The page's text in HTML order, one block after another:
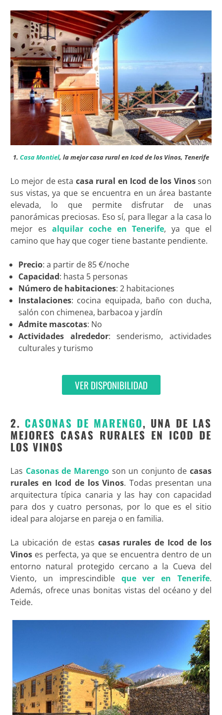
1. Casa Montiel, la mejor casa rural en Icod de los Vinos, Tenerife
Lo mejor de esta casa rural en Icod de los Vinosson
sus vistas, ya que se encuentra en un área bastante
elevada, lo que permite disfrutar de unas
panorámicas preciosas. Eso sí, para llegar a la casa lo
mejor es alquilar coche en Tenerife, ya que el
camino que hay que coger tiene bastante pendiente.
Precio: a partir de 85 €/noche
Capacidad: hasta 5 personas
Número de habitaciones: 2 habitaciones
Instalaciones: cocina equipada, baño con ducha,
salón con chimenea, barbacoa y jardín
Admite mascotas: No
Actividades alrededor: senderismo, actividades
culturales y turismo
VER DISPONIBILIDAD
2. CASONAS DE MARENGO, UNA DE LAS
MEJORES CASAS RURALES EN ICOD DE
LOS VINOS
Las Casonas de Marengoson un conjunto decasas
rurales en Icod de los Vinos. Todas presentan una
arquitectura típica canaria y las hay con capacidad
para dos y cuatro personas, por lo que es el sitio
ideal para alojarse en pareja o en familia.
La ubicación de estas casas rurales de Icod de los
Vinoses perfecta, ya que se encuentra dentro de un
entorno natural protegido cercano a la Cueva del
Viento, un imprescindible que ver en Tenerife.
Además, ofrece unas bonitas vistas del océano y del
Teide.